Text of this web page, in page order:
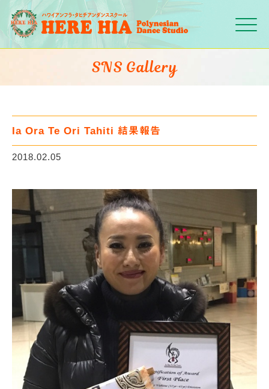
Click
SNS Gallery
Ia Ora Te Ori Tahiti 結果報告
2018.02.05